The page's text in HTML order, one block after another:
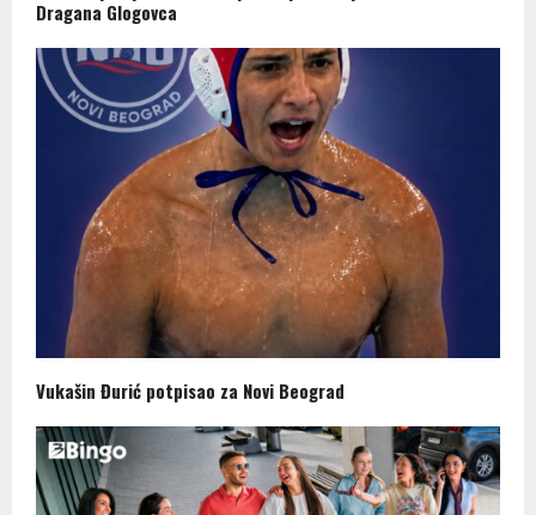
Dragana Glogovca
Vukašin Đurić potpisao za Novi Beograd